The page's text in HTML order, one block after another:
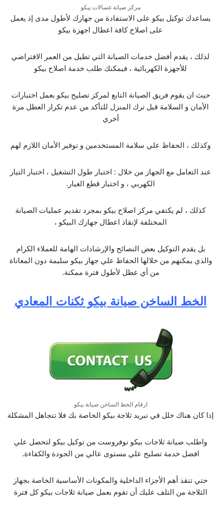
مركز صيانة غسالات بيكو
يساعدك توكيل بيكو على الاستفادة من جهازك لأطول مدى إذ يعمل
على اصلاح كافة اعطال اجهزة بيكو
لذلك ، يقدم أفضل خدمات الصيانة التي تطيل من العمر الافتراضي
للأجهزة الكهربائية ، فيمكنك طلب خدمة اصلاح بيكو
حيث ان يقوم فريق الصيانة التابع لمركز تصليح بيكو بعمل اختبارات
الأمان و السلامة قبل ترك المنزل للتأكد من عدم تكرار العطل مرة
أخري
وكذلك ، الحفاظ علي سلامة المستخدمين و توفير الأمان اللازم لهم
عند التعامل مع الجهاز من خلال : اختبار طول التشغيل ، اختبار التيار
الكهربي ، و اختبار قطع الغيار.
كذلك ، لم يكتفي مركز اصلاح بيكو بمجرد تقديم عمليات الصيانة
المختلفة لإنقاذ اعطال جهازك البيكو ،
بل يقدم التوكيل بعض النصائح والإرشادات الهامة للعملاء الكرام
والذي يمكنهم من خلالها الحفاظ علي جهاز بيكو سليمة دون المعاناة
من أي عطل لأطول فترة ممكنة.
الخط الساخن صيانة بيكو ثكنات المعادي
ارقام الخط الساخن صيانة بيكو
إذا كان هناك خلل في تبريد ثلاجة بيكو الخاصة بك فلا تتجاهل المشكلة
واطلب صيانة ثلاجات بيكو نوفروست من توكيل بيكو لتحصل علي
افضل خدمة تصليح علي مستوى عالي من الجودة والكفاءة.
حتي تنقذ أهم الأجزاء الداخلية والمكونات الأساسية الخاصة بجهاز
الثلاجة من التلف عليك أن تقوم بعمل صيانة ثلاجات بيكو كل فترة